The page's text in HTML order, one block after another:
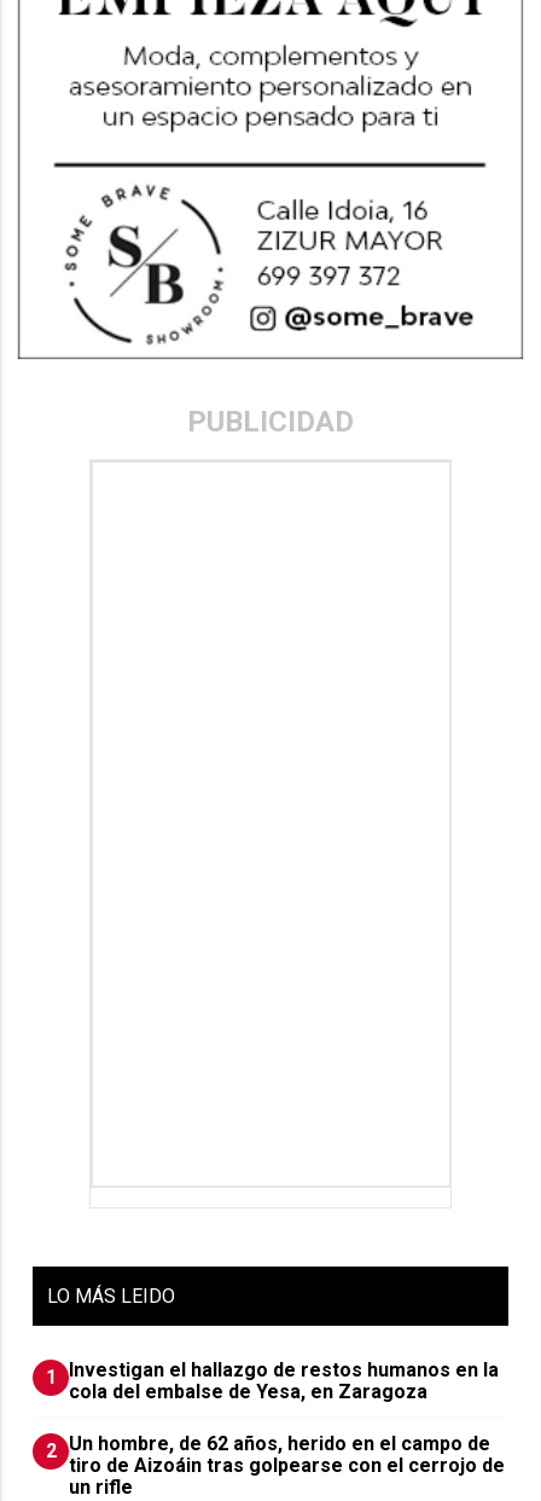
PUBLICIDAD
LO MÁS LEIDO
1
Investigan el hallazgo de restos humanos en la
cola del embalse de Yesa, en Zaragoza
2 Un hombre, de 62 años, herido en el campo de
tiro de Aizoáin tras golpearse con el cerrojo de
un rifle